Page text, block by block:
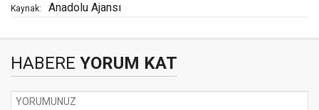
Kaynak: Anadolu Ajansı
HABERE YORUM KAT